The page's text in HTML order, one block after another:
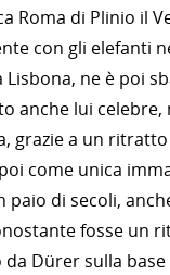
Roma di Plinio il
con gli elefanti
Lisbona, ne è poi
anche lui
grazie a un
come unica
di secoli,
fosse un
Dürer sulla